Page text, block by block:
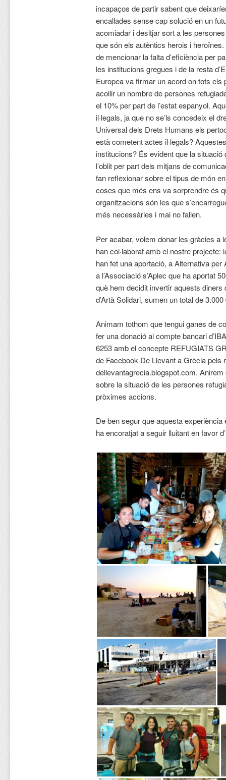
incapaços de partir sabent que
encallades sense cap solució en un
acomiadar i desitjar sort a les
que són els autèntics herois i
de mencionar la falta d’eficiència per
les institucions gregues i de la resta
Europea va firmar un acord on tots
acollir un nombre de persones
el 10% per part de l’estat espanyol.
il·legals, ja que no se’ls concedeix el
Universal dels Drets Humans els
està cometent actes il·legals?
institucions? És evident que la
l’oblit per part dels mitjans de
fan reflexionar sobre el tipus de món
coses que més ens va sorprendre és
organitzacions són les que
més necessàries i mai no fallen.
Per acabar, volem donar les gràcies a
han col·laborat amb el nostre
han fet una aportació, a Alternativa
a l’Associació s’Aplec que ha aportat
què hem decidit invertir aquests
d’Artà Solidari, sumen un total de 3.000
Animam tothom que tengui ganes de
fer una donació al compte bancari
6253 amb el concepte REFUGIATS
de Facebook De Llevant a Grècia pels
dellevantagrecia.blogspot.com.
sobre la situació de les persones
pròximes accions.
De ben segur que aquesta
ha encoratjat a seguir lluitant en favor